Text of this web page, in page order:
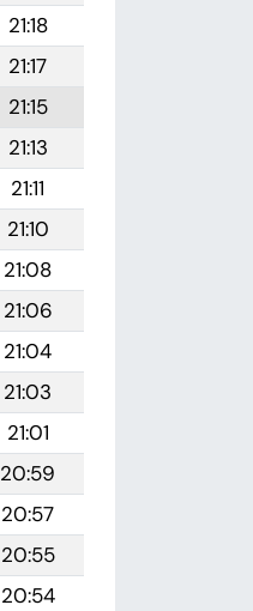
21:18
21:17
21:15
21:13
21:11
21:10
21:08
21:06
21:04
21:03
21:01
20:59
20:57
20:55
20:54